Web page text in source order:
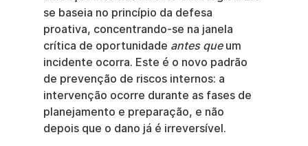
se baseia no princípio da defesa
proativa, concentrando-se na janela
crítica de oportunidade antes que um
incidente ocorra. Este é o novo padrão
de prevenção de riscos internos: a
intervenção ocorre durante as fases de
planejamento e preparação, e não
depois que o dano já é irreversível.